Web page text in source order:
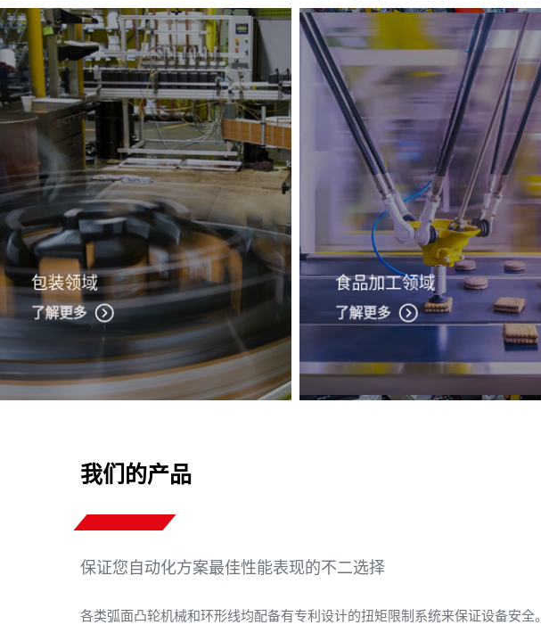
包装领域
了解更多
食品加工领域
了解更多
我们的产品
保证您自动化方案最佳性能表现的不二选择
各类弧面凸轮机械和环形线均配备有专利设计的扭矩限制系统来保证设备安全。